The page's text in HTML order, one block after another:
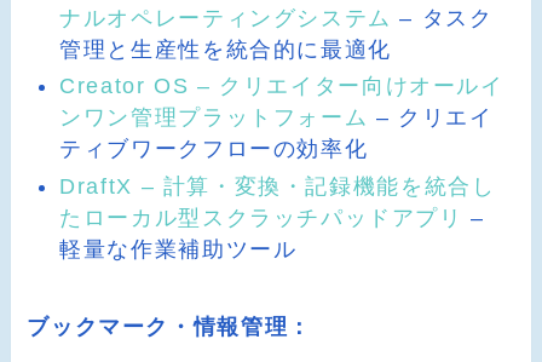
ナルオペレーティングシステム – タスク
管理と生産性を統合的に最適化
Creator OS – クリエイター向けオールイ
ンワン管理プラットフォーム – クリエイ
ティブワークフローの効率化
DraftX – 計算・変換・記録機能を統合し
たローカル型スクラッチパッドアプリ –
軽量な作業補助ツール
ブックマーク・情報管理：